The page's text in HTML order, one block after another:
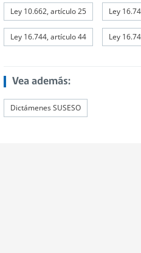
Ley 10.662, artículo 25 Ley
Ley 16.744, artículo 44 Ley
Vea además:
Dictámenes SUSESO